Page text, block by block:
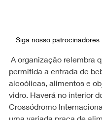
Siga nosso patrocinadores
A organização relembra
permitida a entrada de
alcoólicas, alimentos e
vidro. Haverá no interior
Crossódromo